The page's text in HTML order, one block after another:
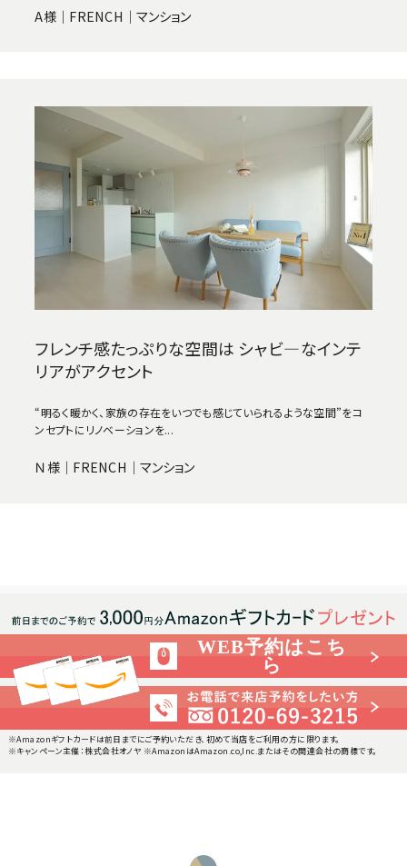
A様｜FRENCH｜マンション
フレンチ感たっぷりな空間は シャビ―なインテ
リアがアクセント
“明るく暖かく、家族の存在をいつでも感じていられるような空間”をコ
ンセプトにリノベーションを...
Ｎ様｜FRENCH｜マンション
WEB予約はこち
ら
※Amazonギフトカードは前日までにご予約いただき、初めて当店をご利用の方に限ります。
※キャンペーン主催：株式会社オノヤ ※AmazonはAmazon.co,Inc.またはその関連会社の商標です。